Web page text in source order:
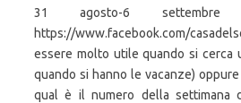
31 agosto-6 settembre
https://www.facebook.com/
essere molto utile quando si cerca
quando si hanno le vacanze)
qual è il numero della settimana